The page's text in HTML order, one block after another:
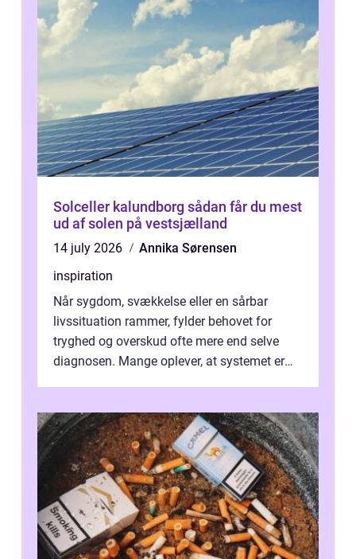
Solceller kalundborg sådan får du mest
ud af solen på vestsjælland
14 july 2026
Annika Sørensen
inspiration
Når sygdom, svækkelse eller en sårbar
livssituation rammer, fylder behovet for
tryghed og overskud ofte mere end selve
diagnosen. Mange oplever, at systemet er